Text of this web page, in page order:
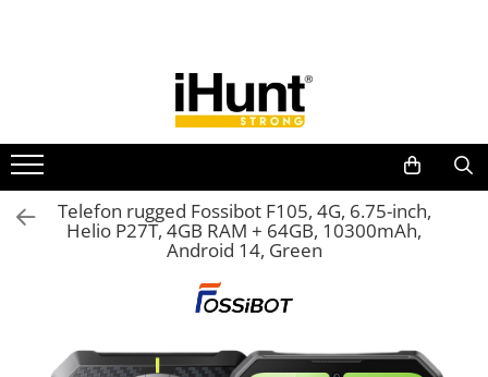
TELEFOANE & TABLETE IHUNT
Telefoane iHunt
Smartphone
Telefoane Rezistente
Telefoane Butoane
Huse protectie
Telefon rugged Fossibot F105, 4G, 6.75-inch,
Helio P27T, 4GB RAM + 64GB, 10300mAh,
Android 14, Green